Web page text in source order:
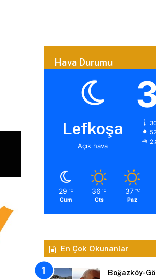
Hava Durumu
Lefkoşa
Açık hava
29 ℃
Cum
36 ℃
Cts
37 ℃
Paz
En Çok Okunanlar
Boğazköy-